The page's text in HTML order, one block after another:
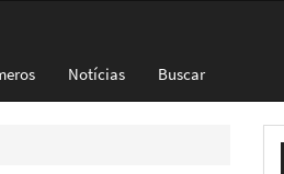
Notícias Buscar